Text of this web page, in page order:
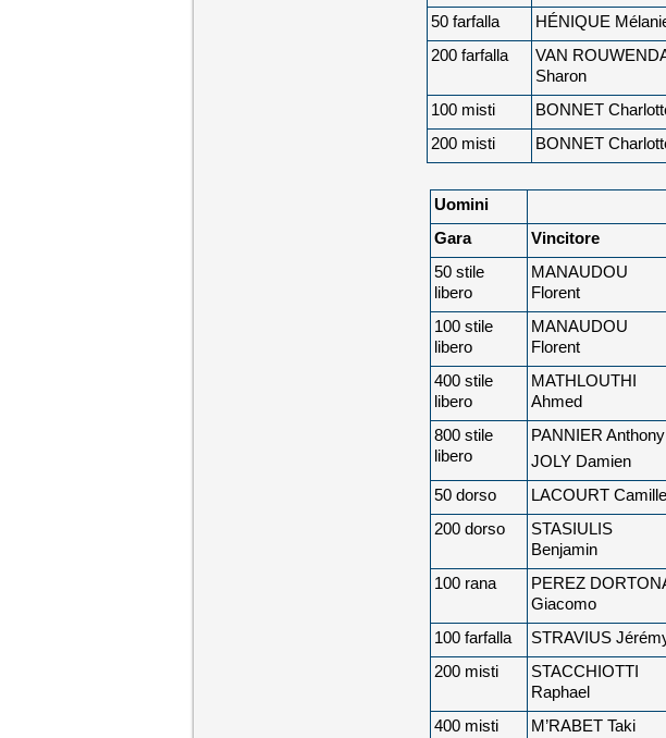
50 farfalla
HÉNIQUE
200 farfalla
VAN
Sharon
100 misti BONNET
200 misti
BONNET
Uomini
Gara
Vincitore
50 stile
libero
MANAUDOU
Florent
100 stile
libero
MANAUDOU
Florent
400 stile
libero
MATHLOUTHI
Ahmed
800 stile
libero
PANNIER Anthony
JOLY Damien
50 dorso LACOURT Camille
200 dorso
STASIULIS
Benjamin
100 rana
PEREZ
Giacomo
100 farfalla STRAVIUS
200 misti
STACCHIOTTI
Raphael
400 misti M’RABET Taki